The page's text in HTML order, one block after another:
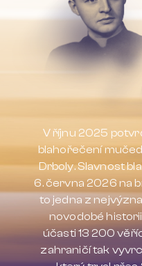
V říjnu 2025
blahořečení
Drboly. Slavnost
6. června 2026 na
to jedna z
novodobé
účasti 13 200
zahraničí tak